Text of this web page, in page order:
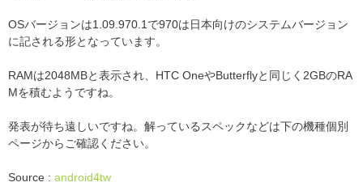
OSバージョンは1.09.970.1で970は日本向けのシステムバージョン
に記される形となっています。
RAMは2048MBと表示され、HTC OneやButterflyと同じく2GBのRA
Mを積むようですね。
発表が待ち遠しいですね。解っているスペックなどは下の機種個別
ページからご確認ください。
Source : android4tw